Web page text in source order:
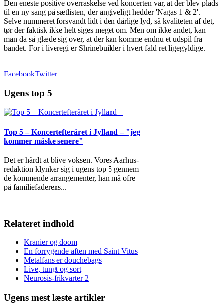
Den eneste positive overraskelse ved koncerten var, at der blev plads
til en ny sang på sætlisten, der angiveligt hedder 'Nagas 1 & 2'.
Selve nummeret forsvandt lidt i den dårlige lyd, så kvaliteten af det,
tør der faktisk ikke helt siges meget om. Men om ikke andet, kan
man da så glæde sig over, at der kan komme endnu et udspil fra
bandet. For i liveregi er Shrinebuilder i hvert fald ret ligegyldige.
FacebookTwitter
Ugens top 5
Top 5 – Koncertefteråret i Jylland – "jeg
kommer måske senere"
Det er hårdt at blive voksen. Vores Aarhus-
redaktion klynker sig i ugens top 5 gennem
de kommende arrangementer, han må ofre
på familiefaderens...
Relateret indhold
Kranier og doom
En forrygende aften med Saint Vitus
Metalfans er douchebags
Live, tungt og sort
Neurosis-frikvarter 2
Ugens mest læste artikler